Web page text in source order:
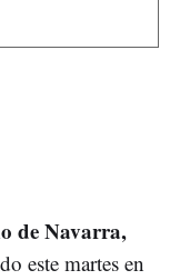
de Navarra,
este martes en